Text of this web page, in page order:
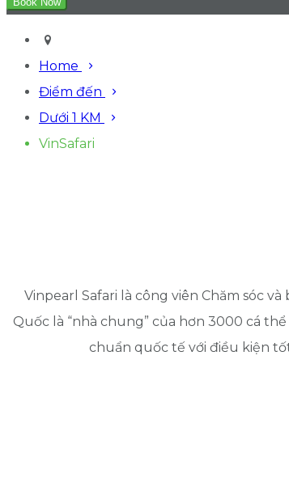
Home
Điểm đến
Dưới 1 KM
VinSafari
Vinpearl Safari là công viên Chăm sóc
Quốc là “nhà chung” của hơn 3000 cá
chuẩn quốc tế với điều kiện